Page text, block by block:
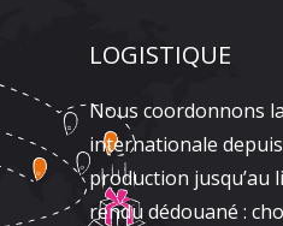
LOGISTIQUE
Nous coordonnons
internationale
production jusqu’au
rendu dédouané :